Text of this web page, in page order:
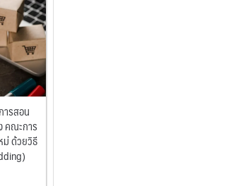
รสอน
คณะการ
ม่ ด้วยวิธี